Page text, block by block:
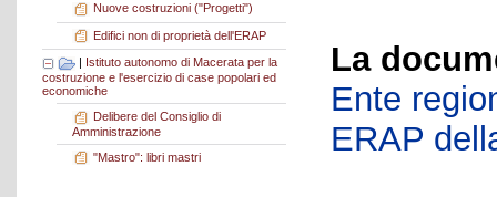
Nuove costruzioni ("Progetti")
Edifici non di proprietà dell'ERAP
Istituto autonomo di Macerata per la
costruzione e l'esercizio di case popolari ed
economiche
Delibere del Consiglio di
Amministrazione
"Mastro": libri mastri
La
Ente
ERAP